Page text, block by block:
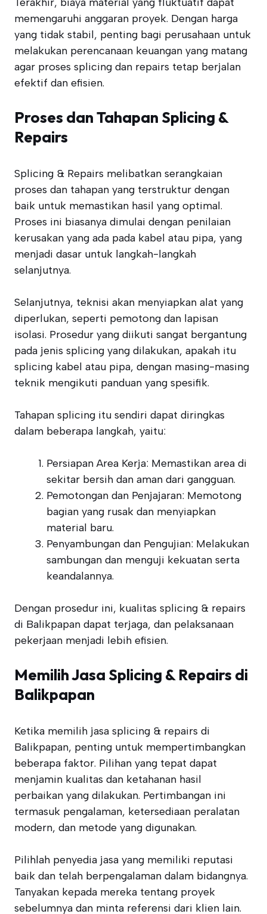
memengaruhi anggaran proyek. Dengan harga
yang tidak stabil, penting bagi perusahaan untuk
melakukan perencanaan keuangan yang matang
agar proses splicing dan repairs tetap berjalan
efektif dan efisien.
Proses dan Tahapan Splicing &
Repairs
Splicing & Repairs melibatkan serangkaian
proses dan tahapan yang terstruktur dengan
baik untuk memastikan hasil yang optimal.
Proses ini biasanya dimulai dengan penilaian
kerusakan yang ada pada kabel atau pipa, yang
menjadi dasar untuk langkah-langkah
selanjutnya.
Selanjutnya, teknisi akan menyiapkan alat yang
diperlukan, seperti pemotong dan lapisan
isolasi. Prosedur yang diikuti sangat bergantung
pada jenis splicing yang dilakukan, apakah itu
splicing kabel atau pipa, dengan masing-masing
teknik mengikuti panduan yang spesifik.
Tahapan splicing itu sendiri dapat diringkas
dalam beberapa langkah, yaitu:
Persiapan Area Kerja: Memastikan area di
sekitar bersih dan aman dari gangguan.
Pemotongan dan Penjajaran: Memotong
bagian yang rusak dan menyiapkan
material baru.
Penyambungan dan Pengujian: Melakukan
sambungan dan menguji kekuatan serta
keandalannya.
Dengan prosedur ini, kualitas splicing & repairs
di Balikpapan dapat terjaga, dan pelaksanaan
pekerjaan menjadi lebih efisien.
Memilih Jasa Splicing & Repairs di
Balikpapan
Ketika memilih jasa splicing & repairs di
Balikpapan, penting untuk mempertimbangkan
beberapa faktor. Pilihan yang tepat dapat
menjamin kualitas dan ketahanan hasil
perbaikan yang dilakukan. Pertimbangan ini
termasuk pengalaman, ketersediaan peralatan
modern, dan metode yang digunakan.
Pilihlah penyedia jasa yang memiliki reputasi
baik dan telah berpengalaman dalam bidangnya.
Tanyakan kepada mereka tentang proyek
sebelumnya dan minta referensi dari klien lain.